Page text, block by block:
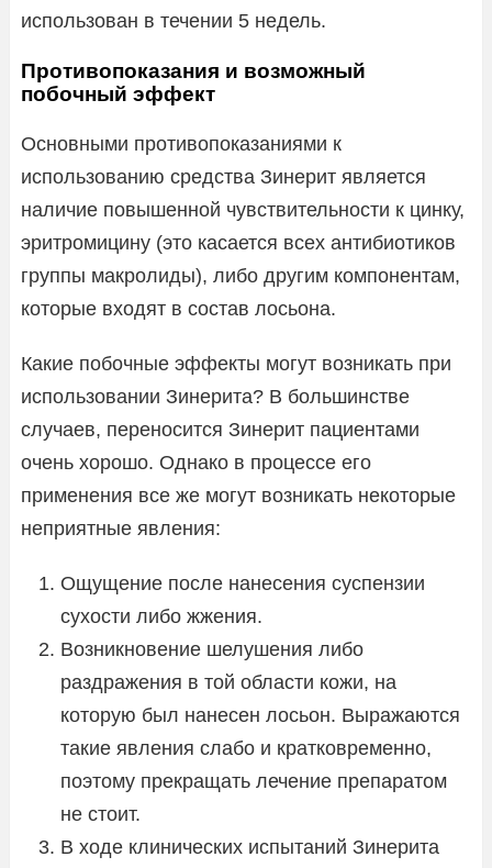
использован в течении 5 недель.
Противопоказания и возможный
побочный эффект
Основными противопоказаниями к
использованию средства Зинерит является
наличие повышенной чувствительности к цинку,
эритромицину (это касается всех антибиотиков
группы макролиды), либо другим компонентам,
которые входят в состав лосьона.
Какие побочные эффекты могут возникать при
использовании Зинерита? В большинстве
случаев, переносится Зинерит пациентами
очень хорошо. Однако в процессе его
применения все же могут возникать некоторые
неприятные явления:
Ощущение после нанесения суспензии
сухости либо жжения.
Возникновение шелушения либо
раздражения в той области кожи, на
которую был нанесен лосьон. Выражаются
такие явления слабо и кратковременно,
поэтому прекращать лечение препаратом
не стоит.
В ходе клинических испытаний Зинерита